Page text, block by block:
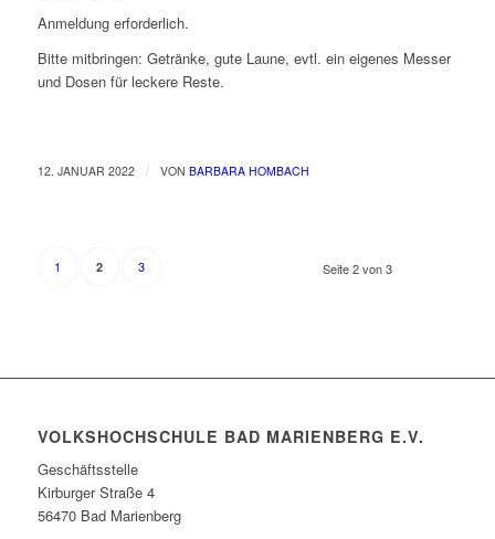
Anmeldung erforderlich.
Bitte mitbringen: Getränke, gute Laune, evtl. ein eigenes Messer
und Dosen für leckere Reste.
12. JANUAR 2022 / VON BARBARA HOMBACH
Seite 2 von 3
1 2 3
VOLKSHOCHSCHULE BAD MARIENBERG E.V.
Geschäftsstelle
Kirburger Straße 4
56470 Bad Marienberg